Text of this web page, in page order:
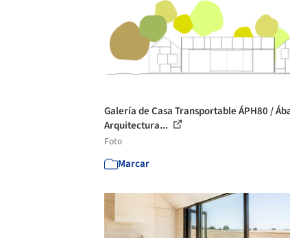
Galería de Casa Transportable ÁPH80 /
Arquitectura...
Foto
Marcar